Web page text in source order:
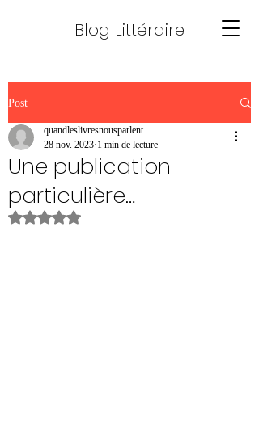
Blog Littéraire
Post
Une publication
particulière…
quandleslivresnousparlent
28 nov. 2023 1 min de lecture
Noté NaN étoiles sur 5.